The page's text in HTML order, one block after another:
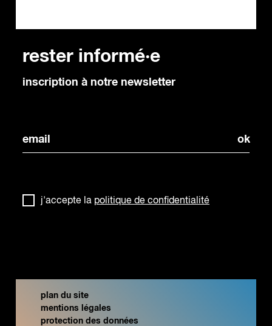
rester informé·e
inscription à notre newsletter
j'accepte la politique de confidentialité
plan du site
mentions légales
protection des données